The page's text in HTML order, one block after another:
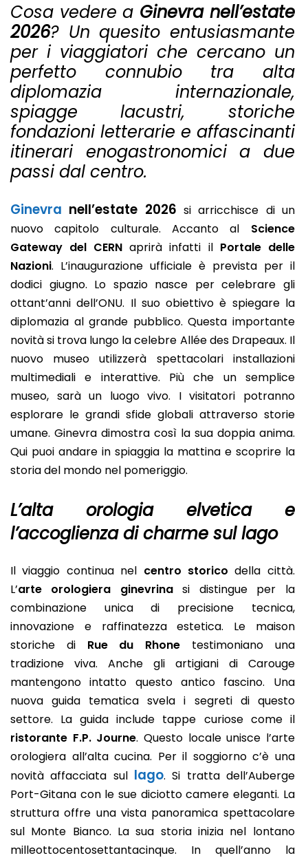
Cosa vedere a Ginevra nell’estate
2026? Un quesito entusiasmante
per i viaggiatori che cercano un
perfetto connubio tra alta
diplomazia internazionale,
spiagge lacustri, storiche
fondazioni letterarie e affascinanti
itinerari enogastronomici a due
passi dal centro.
Ginevra nell’estate 2026 si arricchisce di un
nuovo capitolo culturale. Accanto al Science
Gateway del CERN aprirà infatti ilPortale delle
Nazioni. L’inaugurazione ufficiale è prevista per il
dodici giugno. Lo spazio nasce per celebrare gli
ottant’anni dell’ONU. Il suo obiettivo è spiegare la
diplomazia al grande pubblico. Questa importante
novità si trova lungo la celebre Allée des Drapeaux. Il
nuovo museo utilizzerà spettacolari installazioni
multimediali e interattive. Più che un semplice
museo, sarà un luogo vivo. I visitatori potranno
esplorare le grandi sfide globali attraverso storie
umane. Ginevra dimostra così la sua doppia anima.
Qui puoi andare in spiaggia la mattina e scoprire la
storia del mondo nel pomeriggio.
L’alta orologia elvetica e
l’accoglienza di charme sul lago
Il viaggio continua nel centro storico della città.
L’arte orologiera ginevrinasi distingue per la
combinazione unica di precisione tecnica,
innovazione e raffinatezza estetica. Le maison
storiche di Rue du Rhone testimoniano una
tradizione viva. Anche gli artigiani di Carouge
mantengono intatto questo antico fascino. Una
nuova guida tematica svela i segreti di questo
settore. La guida include tappe curiose come il
ristorante F.P. Journe. Questo locale unisce l’arte
orologiera all’alta cucina. Per il soggiorno c’è una
novità affacciata sullago. Si tratta dell’Auberge
Port-Gitana con le sue diciotto camere eleganti. La
struttura offre una vista panoramica spettacolare
sul Monte Bianco. La sua storia inizia nel lontano
milleottocentosettantacinque. In quell’anno la